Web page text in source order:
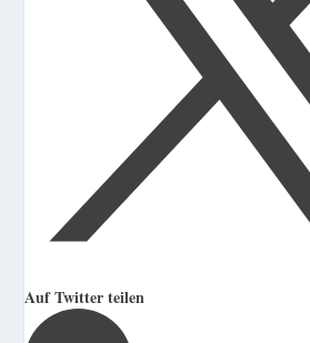
Auf Twitter teilen